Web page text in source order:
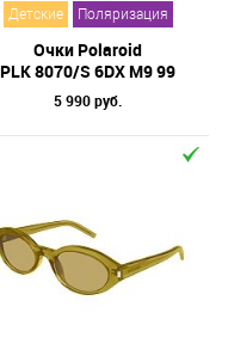
Детские Поляризация
Очки Polaroid
PLK 8070/S 6DX M9 99
5 990 руб.